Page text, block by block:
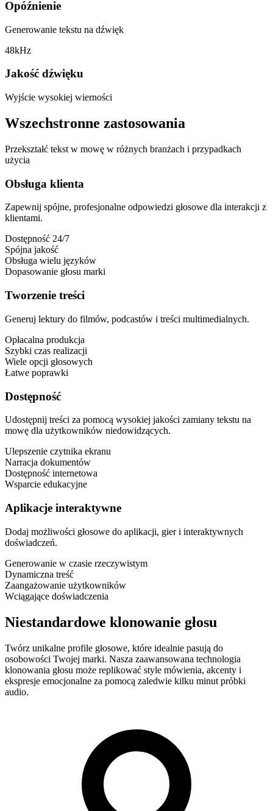
Opóźnienie
Generowanie tekstu na dźwięk
48kHz
Jakość dźwięku
Wyjście wysokiej wierności
Wszechstronne zastosowania
Przekształć tekst w mowę w różnych branżach i przypadkach
użycia
Obsługa klienta
Zapewnij spójne, profesjonalne odpowiedzi głosowe dla interakcji z
klientami.
Dostępność 24/7
Spójna jakość
Obsługa wielu języków
Dopasowanie głosu marki
Tworzenie treści
Generuj lektury do filmów, podcastów i treści multimedialnych.
Opłacalna produkcja
Szybki czas realizacji
Wiele opcji głosowych
Łatwe poprawki
Dostępność
Udostępnij treści za pomocą wysokiej jakości zamiany tekstu na
mowę dla użytkowników niedowidzących.
Ulepszenie czytnika ekranu
Narracja dokumentów
Dostępność internetowa
Wsparcie edukacyjne
Aplikacje interaktywne
Dodaj możliwości głosowe do aplikacji, gier i interaktywnych
doświadczeń.
Generowanie w czasie rzeczywistym
Dynamiczna treść
Zaangażowanie użytkowników
Wciągające doświadczenia
Niestandardowe klonowanie głosu
Twórz unikalne profile głosowe, które idealnie pasują do
osobowości Twojej marki. Nasza zaawansowana technologia
klonowania głosu może replikować style mówienia, akcenty i
ekspresje emocjonalne za pomocą zaledwie kilku minut próbki
audio.